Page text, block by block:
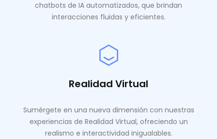
chatbots de IA automatizados, que brindan
interacciones fluidas y eficientes.
Realidad Virtual
Sumérgete en una nueva dimensión con nuestras
experiencias de Realidad Virtual, ofreciendo un
realismo e interactividad inigualables.